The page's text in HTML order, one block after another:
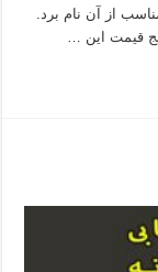
از آن نام برد.
قیمت این …